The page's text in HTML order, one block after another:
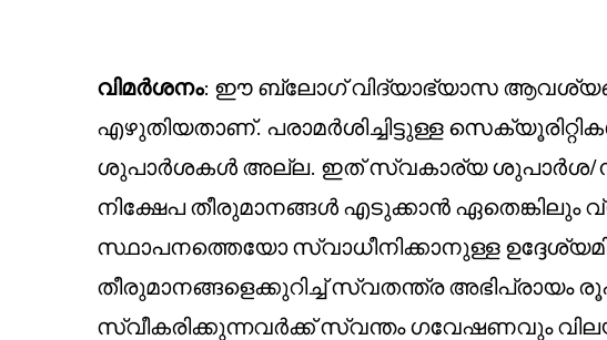
വിമർശനം: ഈ ബ്ലോഗ് വിദ്യാഭ്യാസ
എഴുതിയതാണ്. പരാമർശിച്ചിട്ടുള്ള
ശുപാർശകൾ അല്ല. ഇത് സ്വകാര്യ ശുപാർശ/
നിക്ഷേപ തീരുമാനങ്ങൾ എടുക്കാൻ
സ്ഥാപനത്തെയോ സ്വാധീനിക്കാനുള്ള
തീരുമാനങ്ങളെക്കുറിച്ച് സ്വതന്ത്ര അഭിപ്രായം
സ്വീകരിക്കുന്നവർക്ക് സ്വന്തം ഗവേഷണവും